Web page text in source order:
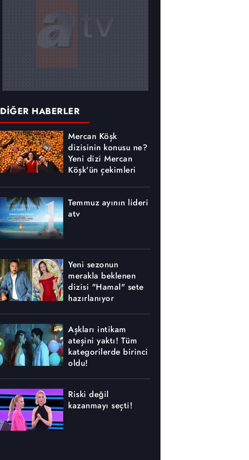
DİĞER HABERLER
Mercan Köşk
dizisinin konusu ne?
Yeni dizi Mercan
Köşk'ün çekimleri
Temmuz ayının lideri
atv
Yeni sezonun
merakla beklenen
dizisi "Hamal" sete
hazırlanıyor
Aşkları intikam
ateşini yaktı! Tüm
kategorilerde birinci
oldu!
Riski değil
kazanmayı seçti!